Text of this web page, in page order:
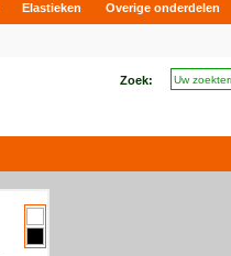
Elastieken Overige onderdelen
Zoek: